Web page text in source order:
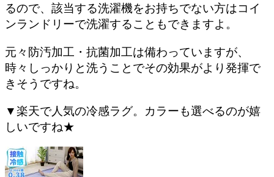
るので、該当する洗濯機をお持ちでない方はコイ
ンランドリーで洗濯することもできますよ。
元々防汚加工・抗菌加工は備わっていますが、
時々しっかりと洗うことでその効果がより発揮で
きそうですね。
▼楽天で人気の冷感ラグ。カラーも選べるのが嬉
しいですね★